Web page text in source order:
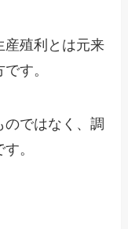
産殖利とは元来
す。
ではなく、調
。